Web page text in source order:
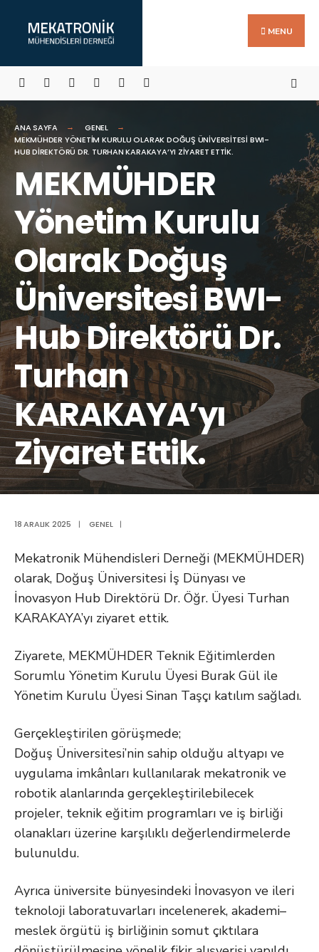
MENU
ANA SAYFA
GENEL
MEKMÜHDER YÖNETIM KURULU OLARAK DOĞUŞ ÜNIVERSITESI BWI-
HUB DIREKTÖRÜ DR. TURHAN KARAKAYA’YI ZIYARET ETTIK.
MEKMÜHDER
Yönetim Kurulu
Olarak Doğuş
Üniversitesi BWI-
Hub Direktörü Dr.
Turhan
KARAKAYA’yı
Ziyaret Ettik.
18 ARALIK 2025 | GENEL |
Mekatronik Mühendisleri Derneği (MEKMÜHDER)
olarak, Doğuş Üniversitesi İş Dünyası ve
İnovasyon Hub Direktörü Dr. Öğr. Üyesi Turhan
KARAKAYA’yı ziyaret ettik.
Ziyarete, MEKMÜHDER Teknik Eğitimlerden
Sorumlu Yönetim Kurulu Üyesi Burak Gül ile
Yönetim Kurulu Üyesi Sinan Taşçı katılım sağladı.
Gerçekleştirilen görüşmede;
Doğuş Üniversitesi’nin sahip olduğu altyapı ve
uygulama imkânları kullanılarak mekatronik ve
robotik alanlarında gerçekleştirilebilecek
projeler, teknik eğitim programları ve iş birliği
olanakları üzerine karşılıklı değerlendirmelerde
bulunuldu.
Ayrıca üniversite bünyesindeki İnovasyon ve ileri
teknoloji laboratuvarları incelenerek, akademi–
meslek örgütü iş birliğinin somut çıktılara
for: